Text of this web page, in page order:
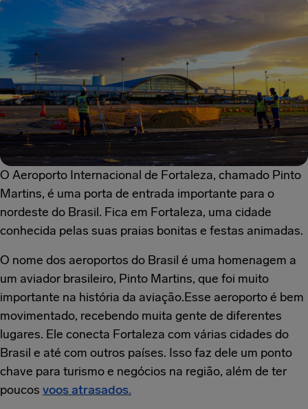
O Aeroporto Internacional de Fortaleza, chamado Pinto
Martins, é uma porta de entrada importante para o
nordeste do Brasil. Fica em Fortaleza, uma cidade
conhecida pelas suas praias bonitas e festas animadas.
O nome dos aeroportos do Brasil é uma homenagem a
um aviador brasileiro, Pinto Martins, que foi muito
importante na história da aviação.Esse aeroporto é bem
movimentado, recebendo muita gente de diferentes
lugares. Ele conecta Fortaleza com várias cidades do
Brasil e até com outros países. Isso faz dele um ponto
chave para turismo e negócios na região, além de ter
poucos voos atrasados.